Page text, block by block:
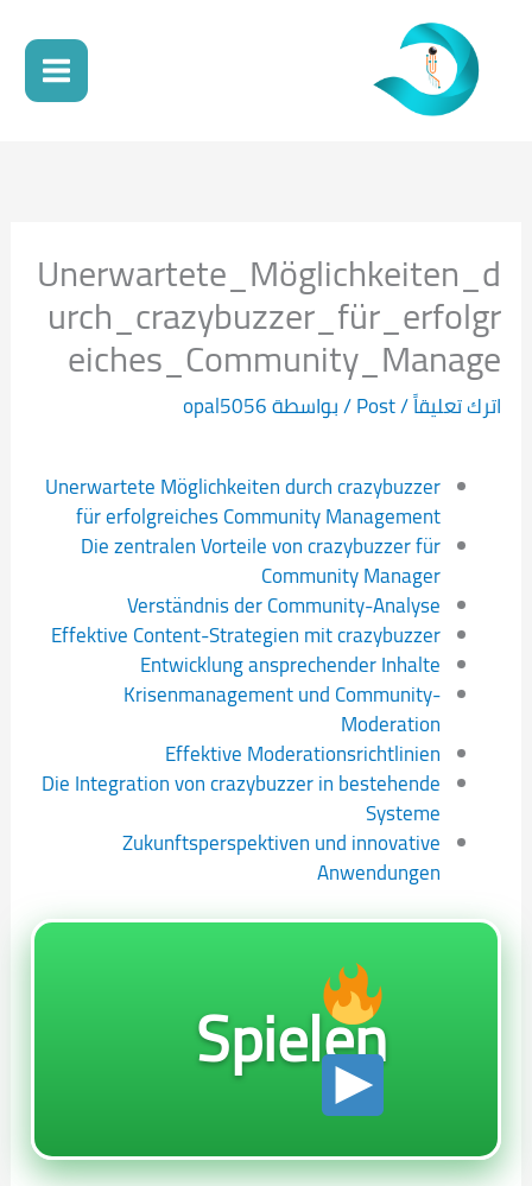
المحتوى
Unerwartete_Möglichkeiten_d
urch_crazybuzzer_für_erfolgr
eiches_Community_Manage
اترك تعليقاً/
Post/ بواسطةopal5056
Unerwartete Möglichkeiten durch crazybuzzer
für erfolgreiches Community Management
Die zentralen Vorteile von crazybuzzer für
Community Manager
Verständnis der Community-Analyse
Effektive Content-Strategien mit crazybuzzer
Entwicklung ansprechender Inhalte
Krisenmanagement und Community-
Moderation
Effektive Moderationsrichtlinien
Die Integration von crazybuzzer in bestehende
Systeme
Zukunftsperspektiven und innovative
Anwendungen
Spielen